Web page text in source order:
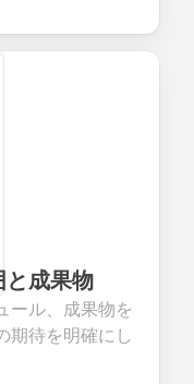
と成果物
ール、成果物を
期待を明確にし